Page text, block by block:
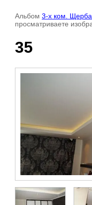
Альбом 3-х ком.
просматриваете
35